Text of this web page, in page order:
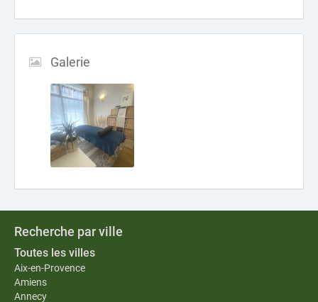
Galerie
Recherche par ville
Toutes les villes
Aix-en-Provence
Amiens
Annecy